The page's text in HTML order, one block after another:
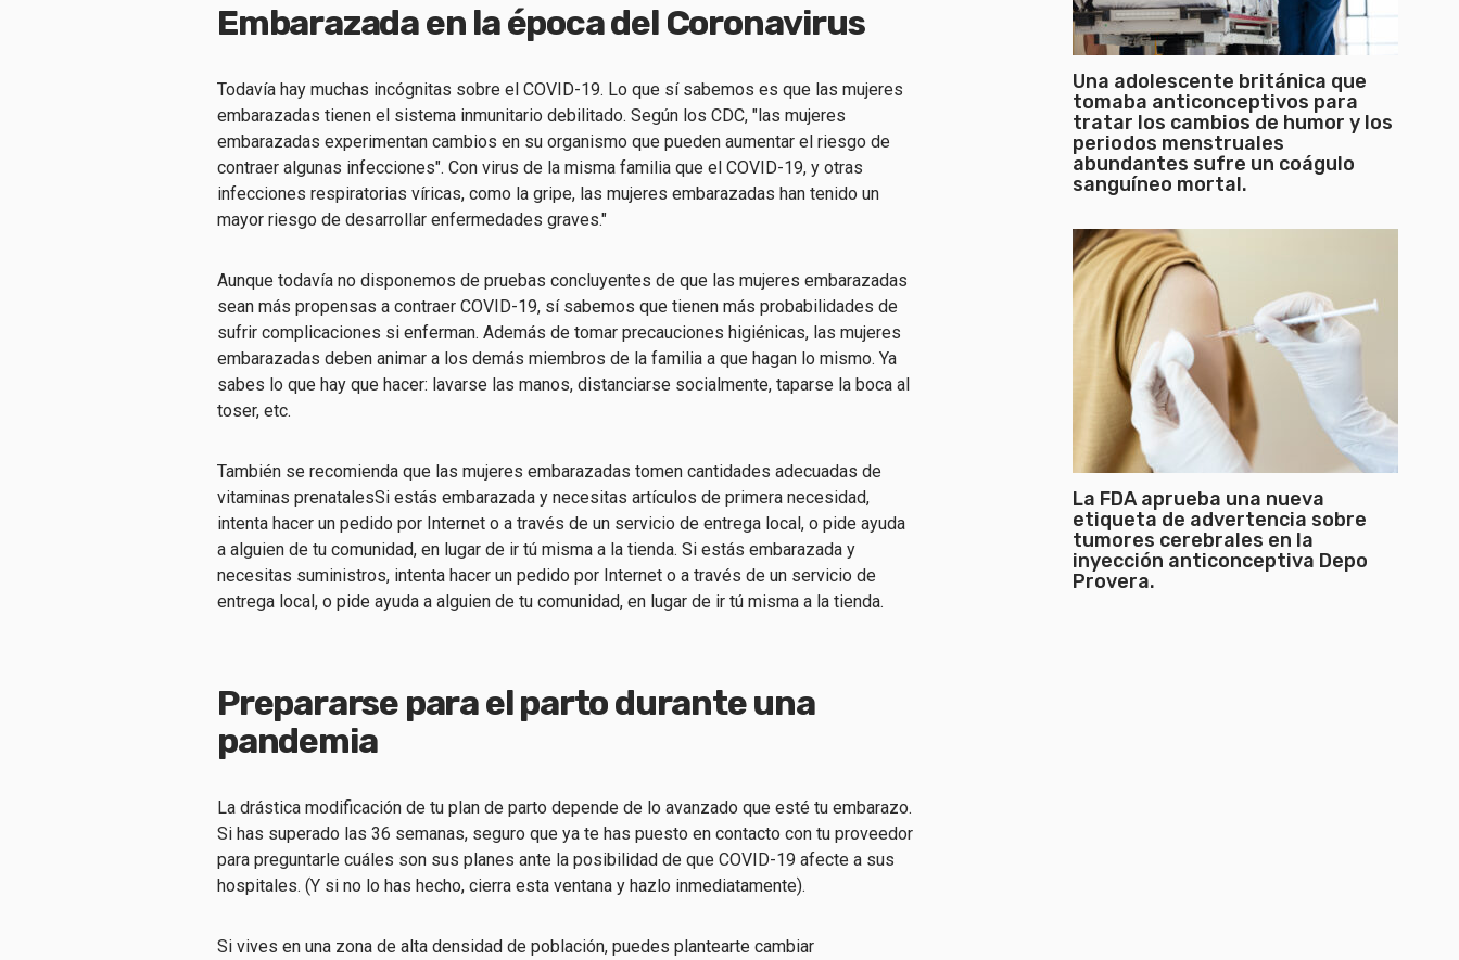
Embarazada en la época del Coronavirus
Todavía hay muchas incógnitas sobre el COVID-19. Lo que sí sabemos es que las mujeres
embarazadas tienen el sistema inmunitario debilitado. Según los CDC, "las mujeres
embarazadas experimentan cambios en su organismo que pueden aumentar el riesgo de
contraer algunas infecciones". Con virus de la misma familia que el COVID-19, y otras
infecciones respiratorias víricas, como la gripe, las mujeres embarazadas han tenido un
mayor riesgo de desarrollar enfermedades graves."
Aunque todavía no disponemos de pruebas concluyentes de que las mujeres embarazadas
sean más propensas a contraer COVID-19, sí sabemos que tienen más probabilidades de
sufrir complicaciones si enferman. Además de tomar precauciones higiénicas, las mujeres
embarazadas deben animar a los demás miembros de la familia a que hagan lo mismo. Ya
sabes lo que hay que hacer: lavarse las manos, distanciarse socialmente, taparse la boca al
toser, etc.
También se recomienda que las mujeres embarazadas tomen cantidades adecuadas de
vitaminas prenatalesSi estás embarazada y necesitas artículos de primera necesidad,
intenta hacer un pedido por Internet o a través de un servicio de entrega local, o pide ayuda
a alguien de tu comunidad, en lugar de ir tú misma a la tienda. Si estás embarazada y
necesitas suministros, intenta hacer un pedido por Internet o a través de un servicio de
entrega local, o pide ayuda a alguien de tu comunidad, en lugar de ir tú misma a la tienda.
Prepararse para el parto durante una
pandemia
La drástica modificación de tu plan de parto depende de lo avanzado que esté tu embarazo.
Si has superado las 36 semanas, seguro que ya te has puesto en contacto con tu proveedor
para preguntarle cuáles son sus planes ante la posibilidad de que COVID-19 afecte a sus
hospitales. (Y si no lo has hecho, cierra esta ventana y hazlo inmediatamente).
Si vives en una zona de alta densidad de población, puedes plantearte cambiar
Una adolescente británica que
tomaba anticonceptivos para
tratar los cambios de humor y los
periodos menstruales
abundantes sufre un coágulo
sanguíneo mortal.
La FDA aprueba una nueva
etiqueta de advertencia sobre
tumores cerebrales en la
inyección anticonceptiva Depo
Provera.